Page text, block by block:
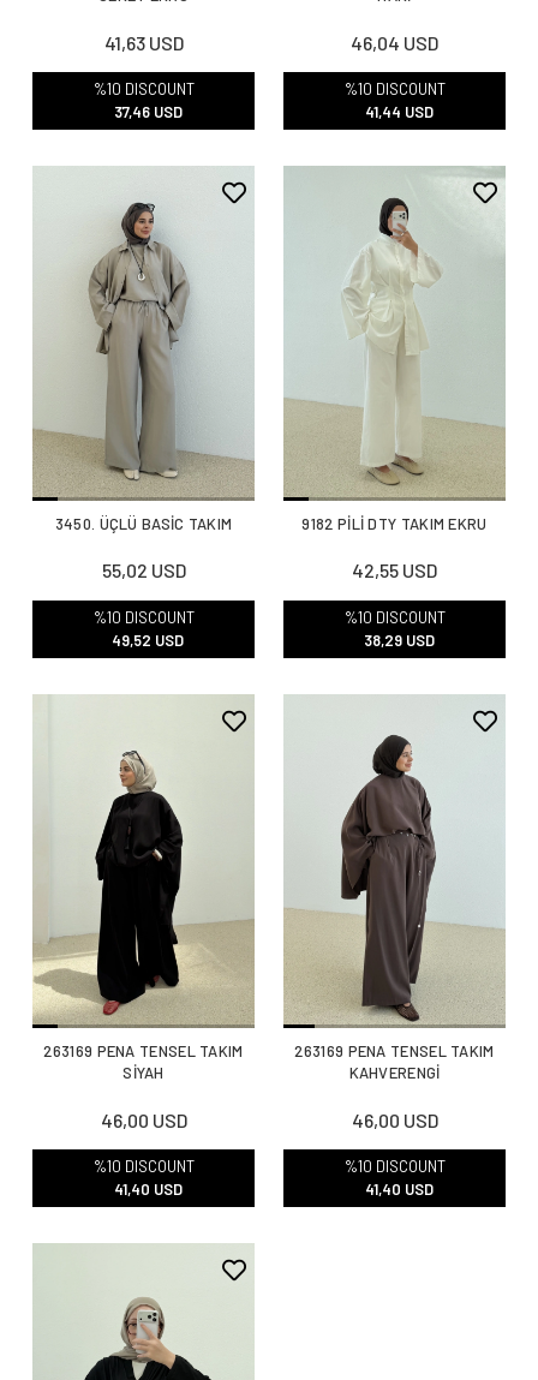
41,63 USD
%10 DISCOUNT
37,46 USD
46,04 USD
%10 DISCOUNT
41,44 USD
3450. ÜÇLÜ BASİC TAKIM
55,02 USD
%10 DISCOUNT
49,52 USD
9182 PİLİ DTY TAKIM EKRU
42,55 USD
%10 DISCOUNT
38,29 USD
263169 PENA TENSEL TAKIM
SİYAH
46,00 USD
%10 DISCOUNT
41,40 USD
263169 PENA TENSEL TAKIM
KAHVERENGİ
46,00 USD
%10 DISCOUNT
41,40 USD